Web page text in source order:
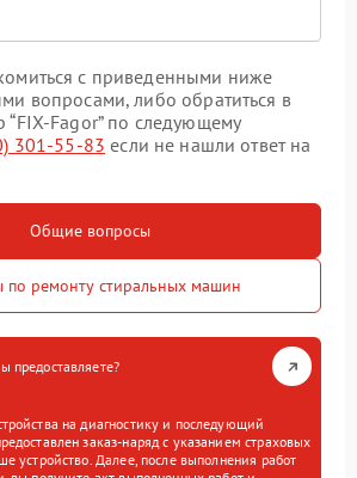
с приведенными ниже
вопросами, либо обратиться в
“FIX-Fagor” по следующему
301-55-83 если не нашли ответ на
Общие вопросы
по ремонту стиральных машин
предоставляете?
на диагностику и последующий
заказ-наряд с указанием страховых
устройство. Далее, после выполнения работ